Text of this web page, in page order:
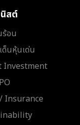
สต์
อน
ด็นหุ้นเด่น
Investment
Insurance